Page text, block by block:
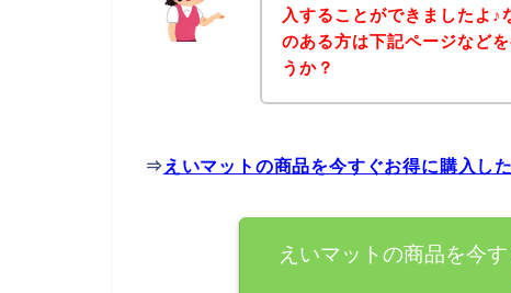
入することができましたよ
のある方は下記ページなど
うか？
⇒ えいマットの商品を今すぐお得に購入し
えいマットの商品を今